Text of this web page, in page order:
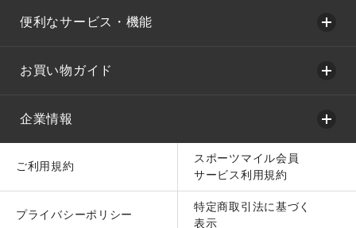
便利なサービス・機能
お買い物ガイド
企業情報
ご利用規約
スポーツマイル会員
サービス利用規約
プライバシーポリシー
特定商取引法に基づく
表示